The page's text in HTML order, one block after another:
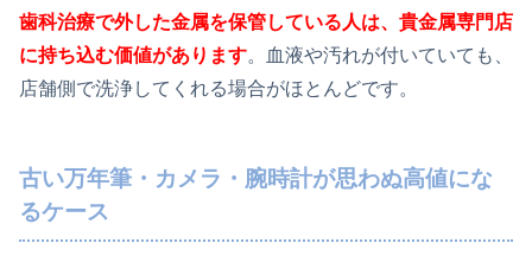
歯科治療で外した金属を保管している人は、貴金属専門店
に持ち込む価値があります。血液や汚れが付いていても、
店舗側で洗浄してくれる場合がほとんどです。
古い万年筆・カメラ・腕時計が思わぬ高値にな
るケース